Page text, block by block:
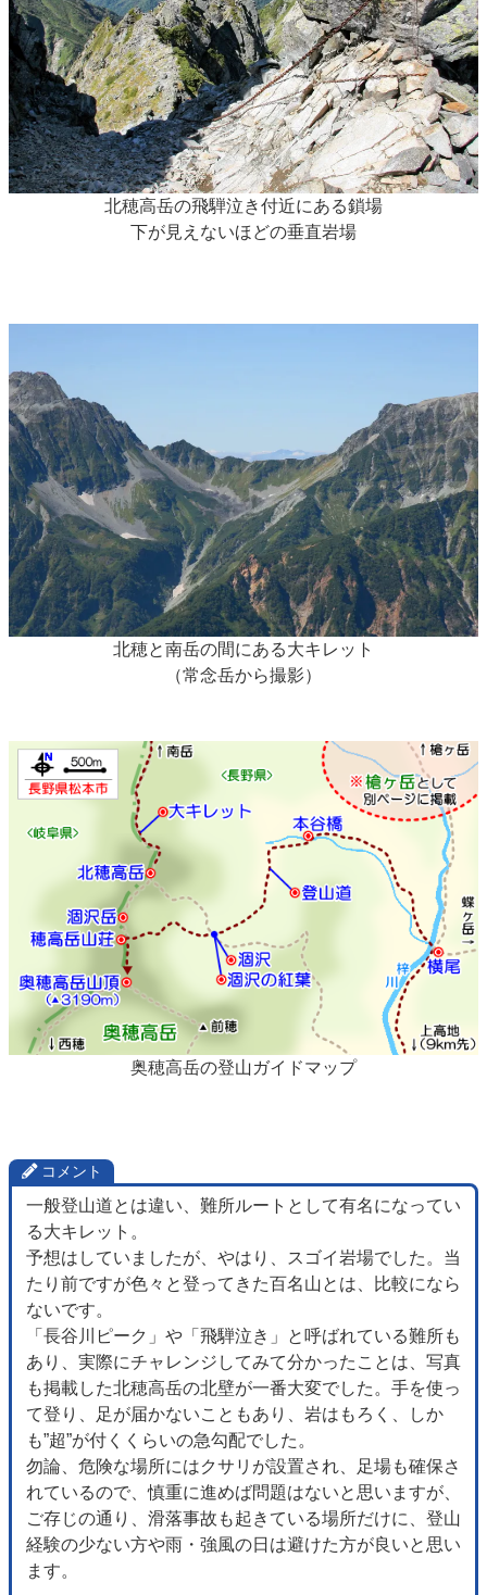
北穂高岳の飛騨泣き付近にある鎖場
下が見えないほどの垂直岩場
北穂と南岳の間にある大キレット
（常念岳から撮影）
奥穂高岳の登山ガイドマップ
コメント
一般登山道とは違い、難所ルートとして有名になってい
る大キレット。
予想はしていましたが、やはり、スゴイ岩場でした。当
たり前ですが色々と登ってきた百名山とは、比較になら
ないです。
「長谷川ピーク」や「飛騨泣き」と呼ばれている難所も
あり、実際にチャレンジしてみて分かったことは、写真
も掲載した北穂高岳の北壁が一番大変でした。手を使っ
て登り、足が届かないこともあり、岩はもろく、しか
も”超”が付くくらいの急勾配でした。
勿論、危険な場所にはクサリが設置され、足場も確保さ
れているので、慎重に進めば問題はないと思いますが、
ご存じの通り、滑落事故も起きている場所だけに、登山
経験の少ない方や雨・強風の日は避けた方が良いと思い
ます。